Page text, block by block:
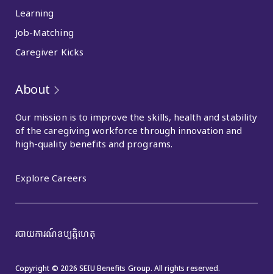
Learning
Job-Matching
Caregiver Kicks
About
Our mission is to improve the skills, health and stability
of the caregiving workforce through innovation and
high-quality benefits and programs.
Explore Careers
របាយការណ៍​ឧប្បត្តិហេតុ
Copyright © 2026 SEIU Benefits Group. All rights reserved.